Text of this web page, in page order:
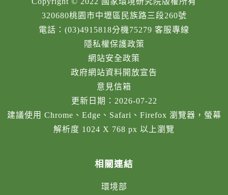
320680桃園市中壢區民族路三段260號
電話：(03)4915818分機75279 客服專線
隱私權保護政策
網站安全政策
政府網站資料開放宣告
意見信箱
更新日期：2026-07-22
建議使用 Chrome、Edge、Safari、Firefox 瀏覽器，螢幕
解析度 1024 X 768 px 以上瀏覽
相關連結
環境部